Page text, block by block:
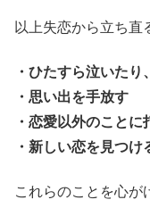
以上失恋から立ち直
・ひたすら泣いたり
・思い出を手放す
・恋愛以外のことに
・新しい恋を見つけ
これらのことを心が